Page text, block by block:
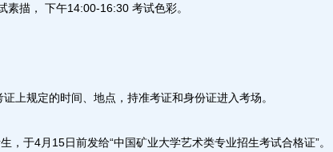
素描， 下午14:00-16:30 考试色彩。
上规定的时间、地点，持准考证和身份证进入考场。
，于4月15日前发给“中国矿业大学艺术类专业招生考试合格证”。